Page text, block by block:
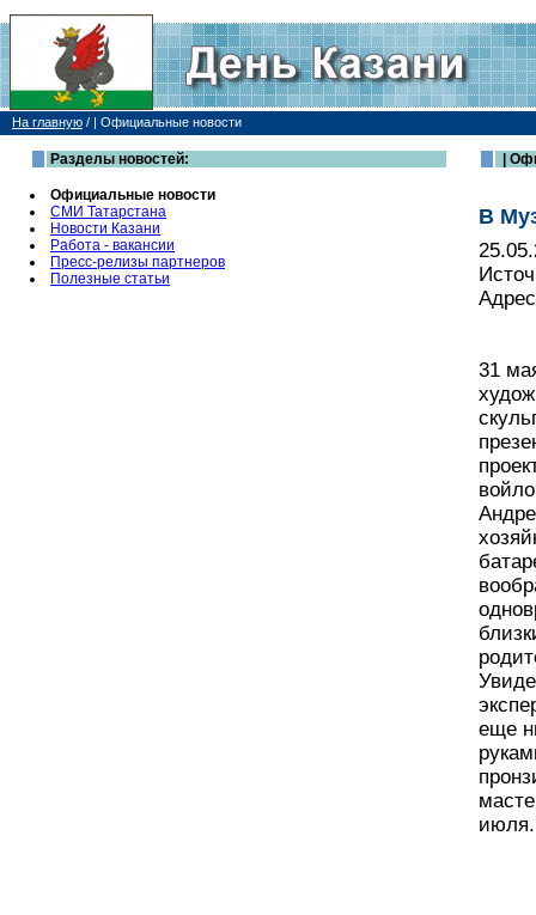
На главную / | Официальные новости
Разделы новостей:
Официальные новости
СМИ Татарстана
Новости Казани
Работа - вакансии
Пресс-релизы партнеров
Полезные статьи
|
В
31
еще